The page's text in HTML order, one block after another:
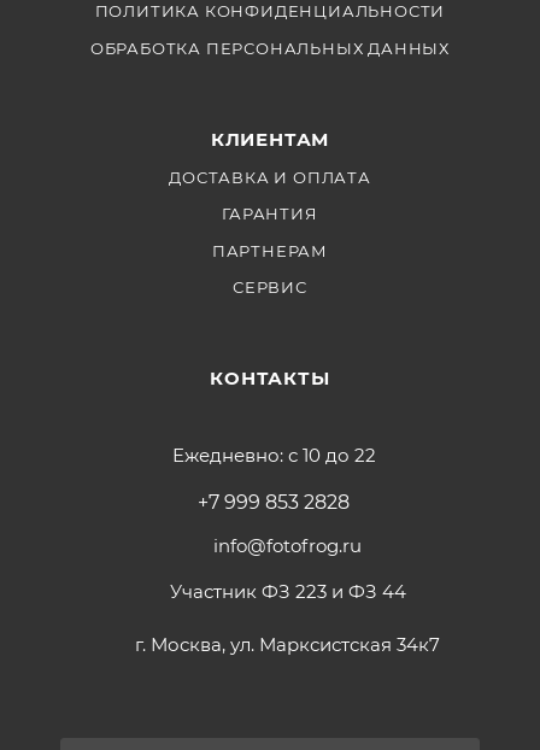
ПОЛИТИКА КОНФИДЕНЦИАЛЬНОСТИ
ОБРАБОТКА ПЕРСОНАЛЬНЫХ ДАННЫХ
КЛИЕНТАМ
ДОСТАВКА И ОПЛАТА
ГАРАНТИЯ
ПАРТНЕРАМ
СЕРВИС
КОНТАКТЫ
Ежедневно: с 10 до 22
+7 999 853 2828
info@fotofrog.ru
Участник ФЗ 223 и ФЗ 44
г. Москва, ул. Марксистская 34к7